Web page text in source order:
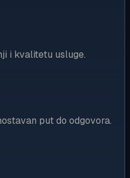
i kvalitetu usluge.
put do odgovora.